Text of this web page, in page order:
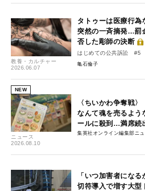
教養・カルチャー
2026.06.07
タトゥーは医療行為
突然の一斉摘発…罰
否した彫師の決断
はじめての公共訴訟 #5
亀石倫子
NEW
ニュース
2026.08.10
〈ちいかわ争奪戦
なんて魂を売るよう
ールに殺到…満席続
集英社オンライン編集部ニ
「いつ加害者にな
切符導入で増す大型